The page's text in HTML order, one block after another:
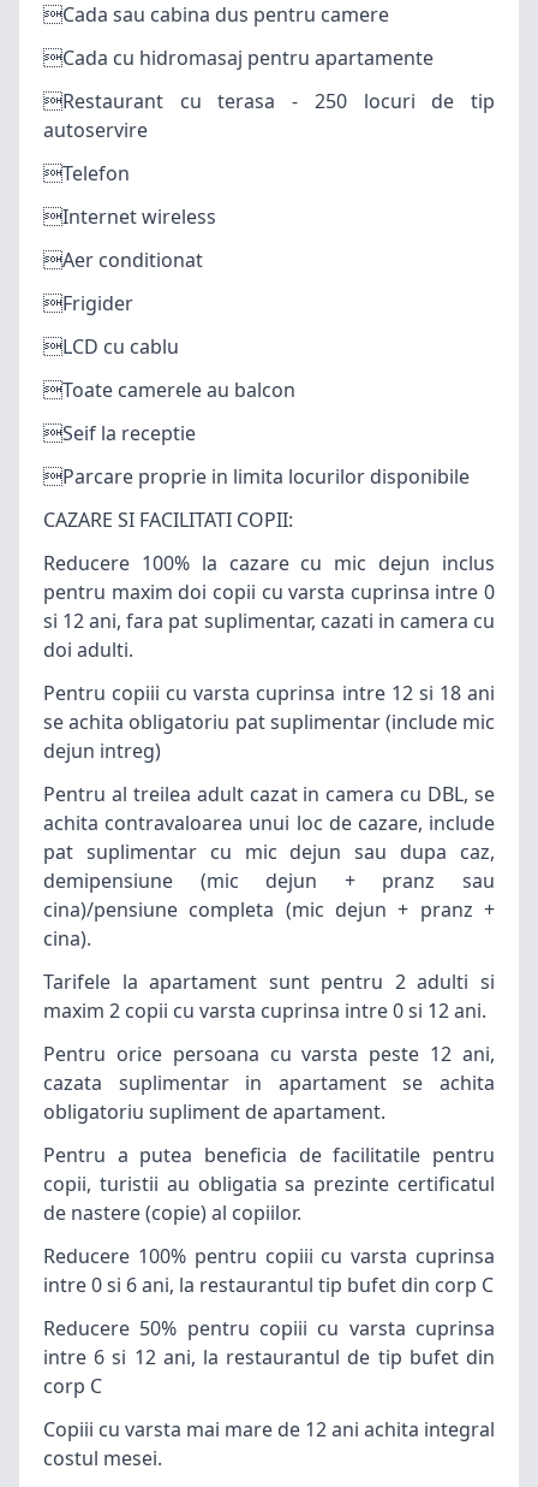
Cada sau cabina dus pentru camere
Cada cu hidromasaj pentru apartamente
Restaurant cu terasa - 250 locuri de tip
autoservire
Telefon
Internet wireless
Aer conditionat
Frigider
LCD cu cablu
Toate camerele au balcon
Seif la receptie
Parcare proprie in limita locurilor disponibile
CAZARE SI FACILITATI COPII:
Reducere 100% la cazarecu mic dejun inclus
pentru maxim doi copii cu varsta cuprinsa intre 0
si 12 ani, fara pat suplimentar, cazati in camera cu
doi adulti.
Pentru copiii cu varsta cuprinsa intre 12 si 18 ani
se achita obligatoriu pat suplimentar (include mic
dejun intreg)
Pentru al treilea adult cazat in camera cu DBL, se
achita contravaloarea unui loc de cazare, include
pat suplimentar cu mic dejun sau dupa caz,
demipensiune (mic dejun + pranz sau
cina)/pensiune completa (mic dejun + pranz +
cina).
Tarifele la apartament sunt pentru 2 adulti si
maxim 2 copii cu varsta cuprinsa intre 0 si 12 ani.
Pentru orice persoana cu varsta peste 12 ani,
cazata suplimentar in apartament se achita
obligatoriu supliment de apartament.
Pentru a putea beneficia de facilitatile pentru
copii, turistii au obligatia sa prezinte certificatul
de nastere (copie) al copiilor.
Reducere 100% pentru copiii cu varsta cuprinsa
intre 0 si 6 ani, la restaurantul tip bufet din corp C
Reducere 50% pentru copiii cu varsta cuprinsa
intre 6 si 12 ani, la restaurantul de tip bufet din
corp C
Copiii cu varsta mai mare de 12 ani achita integral
costul mesei.